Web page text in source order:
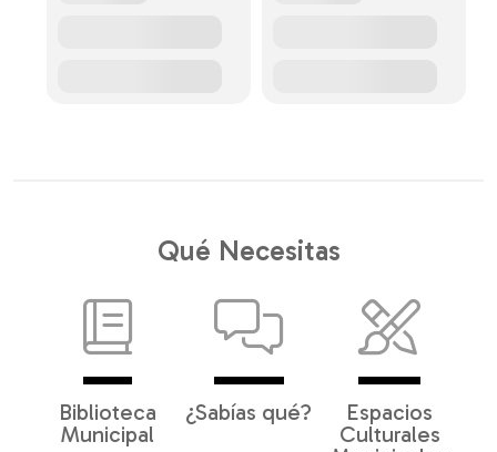
Qué Necesitas
Biblioteca
Municipal
¿Sabías qué?
Espacios
Culturales